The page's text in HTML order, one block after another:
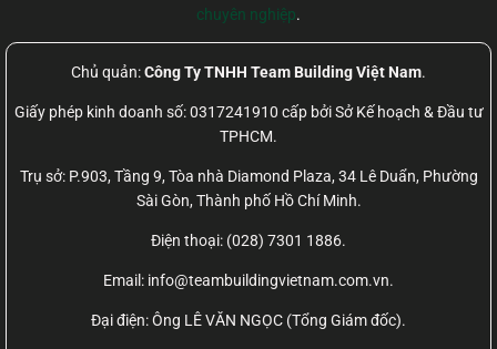
chuyên nghiệp.
Chủ quản:Công Ty TNHH Team Building Việt Nam.
Giấy phép kinh doanh số: 0317241910 cấp bởi Sở Kế hoạch & Đầu tư
TPHCM.
Trụ sở: P.903, Tầng 9, Tòa nhà Diamond Plaza, 34 Lê Duẩn, Phường
Sài Gòn, Thành phố Hồ Chí Minh.
Điện thoại: (028) 7301 1886.
Email: info@teambuildingvietnam.com.vn.
Đại điện: Ông LÊ VĂN NGỌC (Tổng Giám đốc).